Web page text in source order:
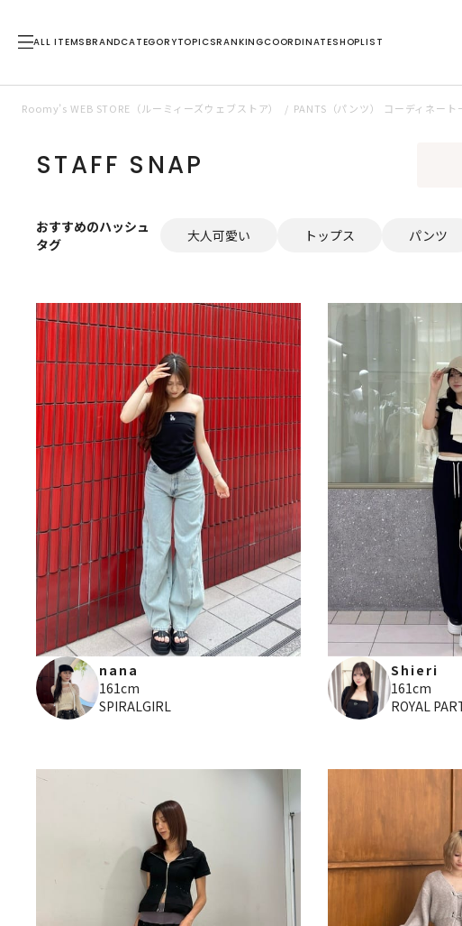
ALL ITEMSBRANDCATEGORYTOPICSRANKINGCOORDINATESHOPLIST
Roomy’s WEB STORE（ルーミィーズウェブストア） PANTS（パンツ） コーディネート
STAFF SNAP
おすすめのハッシュ
タグ
大人可愛い トップス パンツ
nana
161cm
SPIRALGIRL
Shieri
161cm
ROYAL